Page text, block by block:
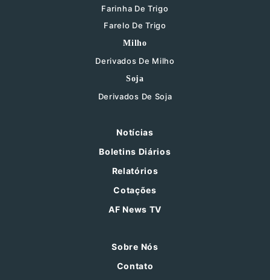
Farinha De Trigo
Farelo De Trigo
Milho
Derivados De Milho
Soja
Derivados De Soja
Notícias
Boletins Diários
Relatórios
Cotações
AF News TV
Sobre Nós
Contato